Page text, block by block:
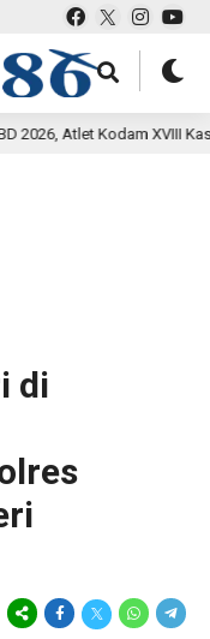
XVIII Kasuari Torehkan
di